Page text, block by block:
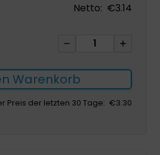
Netto: €3.14
Nutrego
Plus
175
ml
Warenkorb
Preis der letzten 30 Tage: €3.30